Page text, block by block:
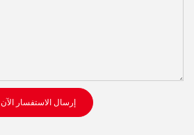
إرسال الاستفسار الآن